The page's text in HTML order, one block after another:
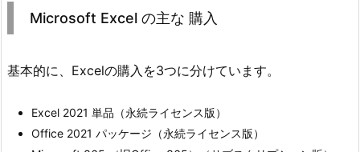
Microsoft Excel の主な 購入
基本的に、Excelの購入を3つに分けています。
Excel 2021 単品（永続ライセンス版）
Office 2021 パッケージ（永続ライセンス版）